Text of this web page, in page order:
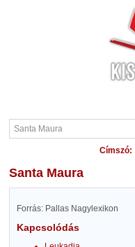
Címszó:
Santa Maura
Forrás: Pallas Nagylexikon
Kapcsolódás